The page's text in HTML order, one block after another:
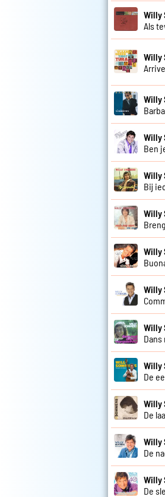
Willy
Als
Willy
Willy
Willy
Ben
Willy
Bij
Willy
Willy
Willy
Willy
Willy
De
Willy
De
Willy
De
Willy
De